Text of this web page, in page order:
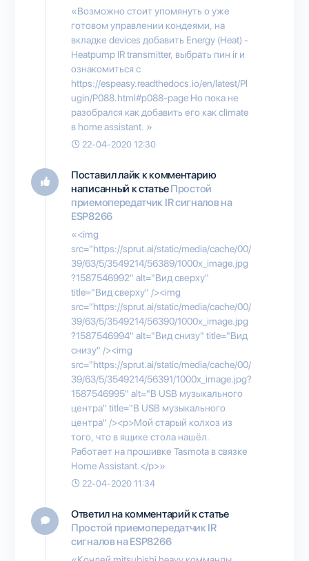
«Возможно стоит упомянуть о уже
готовом управлении кондеями, на
вкладке devices добавить Energy (Heat) -
Heatpump IR transmitter, выбрать пин ir и
ознакомиться с
https://espeasy.readthedocs.io/en/latest/Pl
ugin/P088.html#p088-page Но пока не
разобрался как добавить его как climate
в home assistant. »
22-04-2020 12:30
Поставил лайк к комментарию
написанный к статьеПростой
приемопередатчик IR сигналов на
ESP8266
«<img
src="https://sprut.ai/static/media/cache/00/
39/63/5/3549214/56389/1000x_image.jpg
?1587546992" alt="Вид сверху"
title="Вид сверху" /><img
src="https://sprut.ai/static/media/cache/00/
39/63/5/3549214/56390/1000x_image.jpg
?1587546994" alt="Вид снизу" title="Вид
снизу" /><img
src="https://sprut.ai/static/media/cache/00/
39/63/5/3549214/56391/1000x_image.jpg?
1587546995" alt="В USB музыкального
центра" title="В USB музыкального
центра" /><p>Мой старый колхоз из
того, что в ящике стола нашёл.
Работает на прошивке Tasmota в связке
Home Assistant.</p>»
22-04-2020 11:34
Ответил на комментарий к статье
Простой приемопередатчик IR
сигналов на ESP8266